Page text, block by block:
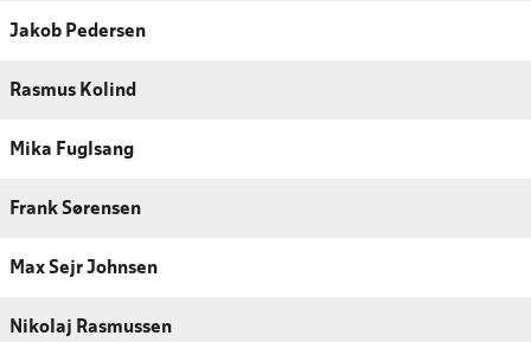
Jakob Pedersen
Rasmus Kolind
Mika Fuglsang
Frank Sørensen
Max Sejr Johnsen
Nikolaj Rasmussen